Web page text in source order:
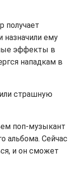
получает
назначили ему
эффекты в
нападкам в
страшную
поп-музыкант
альбома. Сейчас
и он сможет